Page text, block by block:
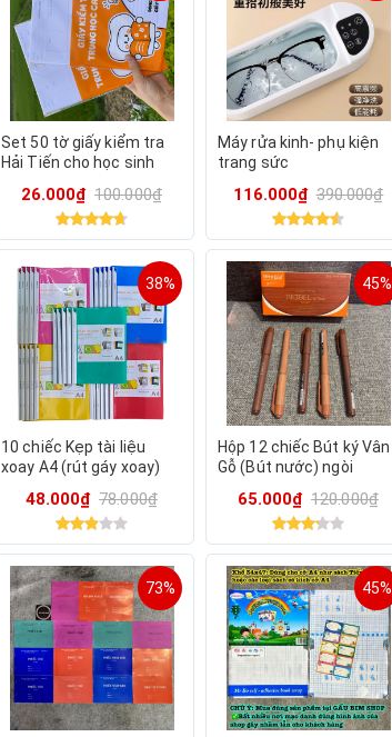
Set 50 tờ giấy kiểm tra
Hải Tiến cho học sinh
26.000₫ 100.000₫
Máy rửa kinh- phụ kiện
trang sức
116.000₫ 390.000₫
38%
10 chiếc Kẹp tài liệu
xoay A4 (rút gáy xoay)
48.000₫ 78.000₫
45%
Hộp 12 chiếc Bút ký Vân
Gỗ (Bút nước) ngòi
65.000₫ 120.000₫
73% 45%